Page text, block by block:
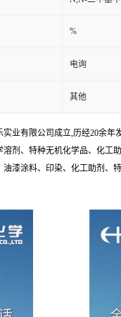
%
电询
其他
业有限公司成立,历经20余
剂、特种无机化学品、化工
漆涂料、印染、化工助剂、